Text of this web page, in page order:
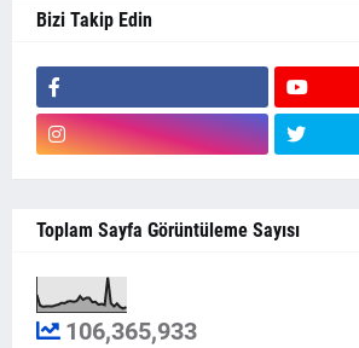
Bizi Takip Edin
Toplam Sayfa Görüntüleme Sayısı
106,365,933